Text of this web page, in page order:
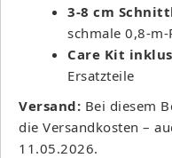
3-8 cm
schmale 0,8-m-
Care Kit
Ersatzteile
Versand: Bei diesem
die Versandkosten –
11.05.2026.